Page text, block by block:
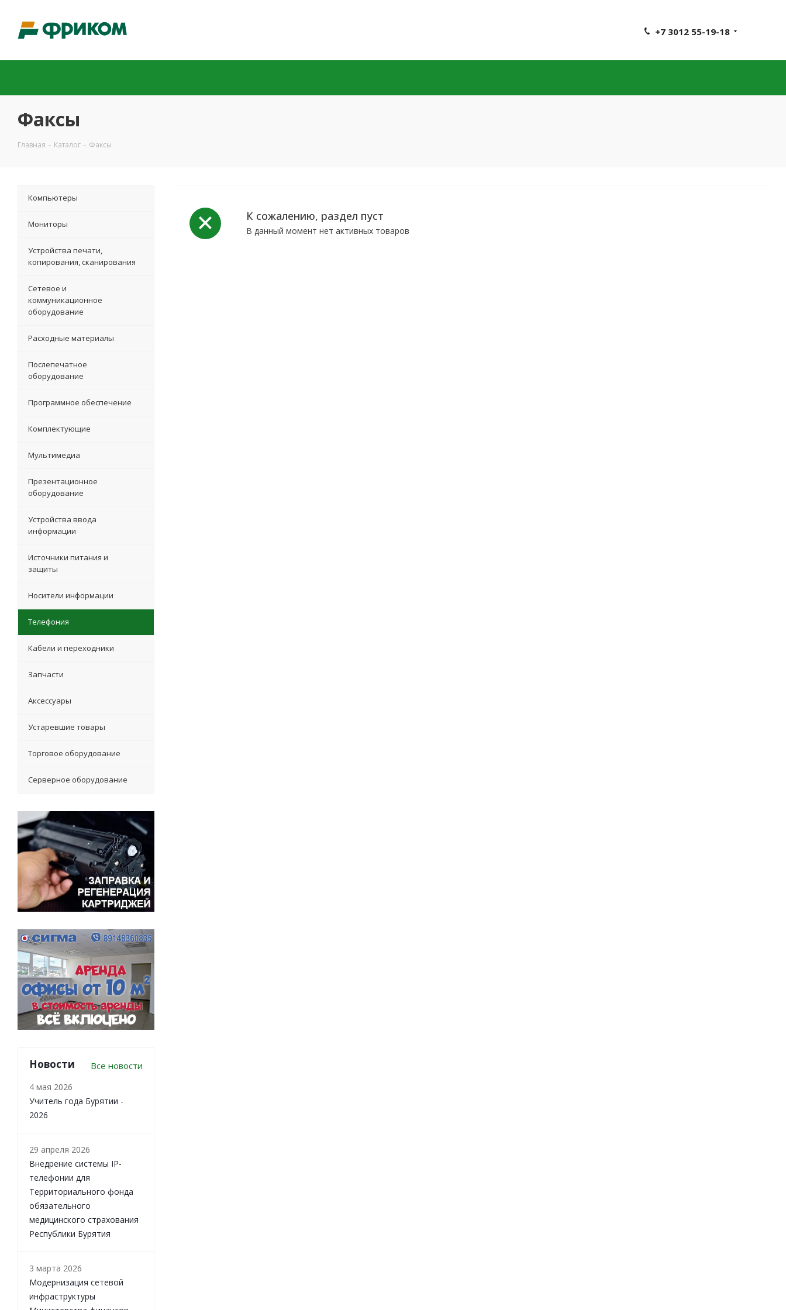
+7 3012 55-19-18
Факсы
Главная - Каталог - Факсы
К сожалению, раздел пуст
В данный момент нет активных товаров
Компьютеры
Мониторы
Устройства печати,
копирования, сканирования
Сетевое и
коммуникационное
оборудование
Расходные материалы
Послепечатное
оборудование
Программное обеспечение
Комплектующие
Мультимедиа
Презентационное
оборудование
Устройства ввода
информации
Источники питания и
защиты
Носители информации
Телефония
Кабели и переходники
Запчасти
Аксессуары
Устаревшие товары
Торговое оборудование
Серверное оборудование
Новости Все новости
4 мая 2026
Учитель года Бурятии -
2026
29 апреля 2026
Внедрение системы IP-
телефонии для
Территориального фонда
обязательного
медицинского страхования
Республики Бурятия
3 марта 2026
Модернизация сетевой
инфраструктуры